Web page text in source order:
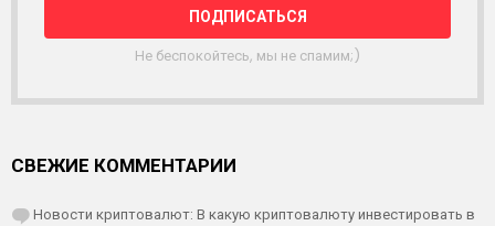
К
Не беспокойтесь, мы не спамим;)
СВЕЖИЕ КОММЕНТАРИИ
Новости криптовалют: В какую криптовалюту инвестировать в